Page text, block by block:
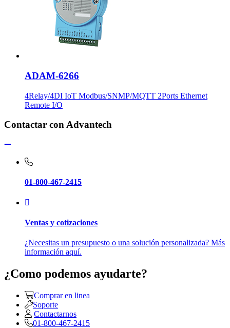
ADAM-6266
4Relay/4DI IoT Modbus/SNMP/MQTT 2Ports Ethernet
Remote I/O
Contactar con Advantech
01-800-467-2415
Ventas y cotizaciones
¿Necesitas un presupuesto o una solución personalizada? Más
información aquí.
¿Como podemos ayudarte?
Comprar en linea
Soporte
Contactarnos
01-800-467-2415